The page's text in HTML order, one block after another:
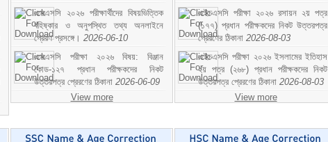
এসএসসি ২০২৬ পরীক্ষার্থীদের বিষয়ভিত্তিক
বহিষ্কার ও অনুপস্থিত তথ্য অনলাইনে
প্রেরণ প্রসঙ্গে। 2026-06-10
এসএসসি পরীক্ষা ২০২৬ বিষয়: বিঞ্জান
কোড-১২৭ প্রধান পরীক্ষকদের নিকট
উত্তরপত্র প্রেরণের ঠিকানা 2026-06-09
View more
এইচএসসি পরীক্ষা ২০২৬ রসায়ন ২য় পত্র
(১৭৭) প্রধান পরীক্ষকদের নিকট উত্তরপত্র
প্রেরণের ঠিকানা 2026-08-03
এইচএসসি পরীক্ষা ২০২৬ ইসলামের ইতিহাস
২য় পত্র (২৬৮) প্রধান পরীক্ষকদের নিকট
উত্তরপত্র প্রেরণের ঠিকানা 2026-08-03
View more